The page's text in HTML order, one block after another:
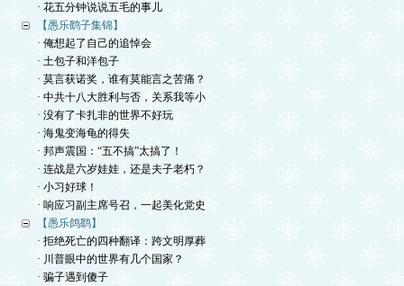
· 花五分钟说说五毛的事儿
【愚乐鹞子集锦】
· 俺想起了自己的追悼会
· 土包子和洋包子
· 莫言获诺奖，谁有莫能言之苦痛？
· 中共十八大胜利与否，关系我等小
· 没有了卡扎非的世界不好玩
· 海鬼变海龟的得失
· 邦声震国：“五不搞”太搞了！
· 连战是六岁娃娃，还是夫子老朽？
· 小习好球！
· 响应习副主席号召，一起美化党史
【愚乐鸽鹞】
· 拒绝死亡的四种翻译：跨文明厚葬
· 川普眼中的世界有几个国家？
· 骗子遇到傻子